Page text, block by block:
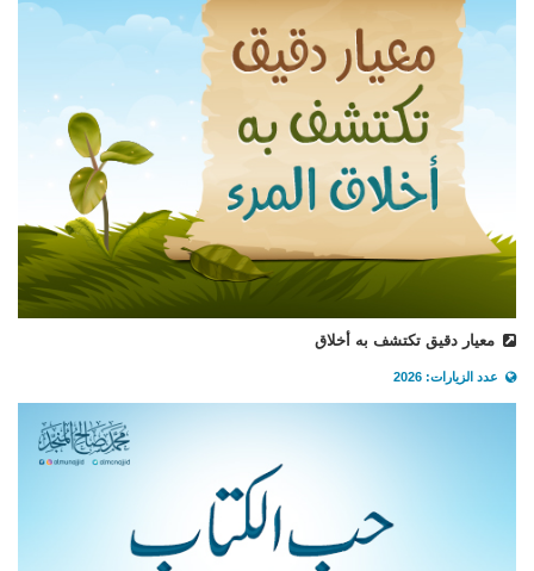
معيار دقيق تكتشف به أخلاق
عدد الزيارات: 2026